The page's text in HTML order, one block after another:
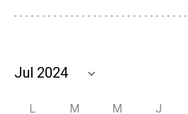
L M M J